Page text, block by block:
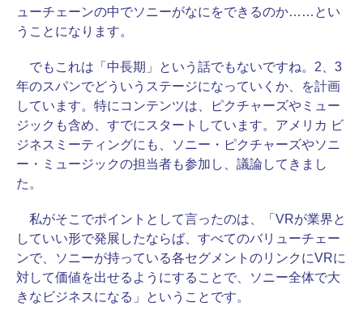
ューチェーンの中でソニーがなにをできるのか……とい
うことになります。
でもこれは「中長期」という話でもないですね。2、3
年のスパンでどういうステージになっていくか、を計画
しています。特にコンテンツは、ピクチャーズやミュー
ジックも含め、すでにスタートしています。アメリカ ビ
ジネスミーティングにも、ソニー・ピクチャーズやソニ
ー・ミュージックの担当者も参加し、議論してきまし
た。
私がそこでポイントとして言ったのは、「VRが業界と
していい形で発展したならば、すべてのバリューチェー
ンで、ソニーが持っている各セグメントのリンクにVRに
対して価値を出せるようにすることで、ソニー全体で大
きなビジネスになる」ということです。